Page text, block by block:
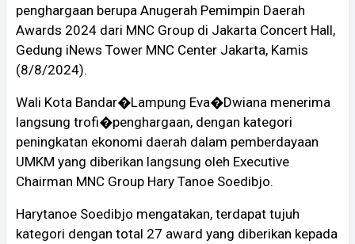
penghargaan berupa Anugerah Pemimpin Daerah
Awards 2024 dari MNC Group di Jakarta Concert Hall,
Gedung iNews Tower MNC Center Jakarta, Kamis
(8/8/2024).
Wali Kota Bandar�Lampung Eva�Dwiana menerima
langsung trofi�penghargaan, dengan kategori
peningkatan ekonomi daerah dalam pemberdayaan
UMKM yang diberikan langsung oleh Executive
Chairman MNC Group Hary Tanoe Soedibjo.
Harytanoe Soedibjo mengatakan, terdapat tujuh
kategori dengan total 27 award yang diberikan kepada